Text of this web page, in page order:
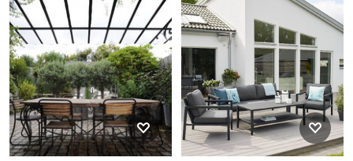
terrasse latérale tradition.
terrasse sur le toit
traditionnel avec une
extension de toiture.